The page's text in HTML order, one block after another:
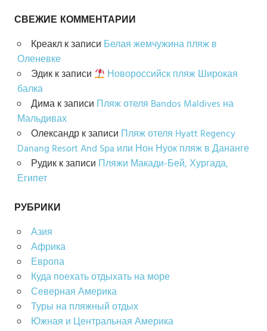
СВЕЖИЕ КОММЕНТАРИИ
Креаклк записи Белая жемчужина пляж в
Оленевке
Эдикк записи
Новороссийск пляж Широкая
балка
Димак записи Пляж отеля Bandos Maldives на
Мальдивах
Олександрк записи Пляж отеля Hyatt Regency
Danang Resort And Spa или Нон Нуок пляж в Дананге
Рудикк записи Пляжи Макади-Бей, Хургада,
Египет
РУБРИКИ
Азия
Африка
Европа
Куда поехать отдыхать на море
Северная Америка
Туры на пляжный отдых
Южная и Центральная Америка